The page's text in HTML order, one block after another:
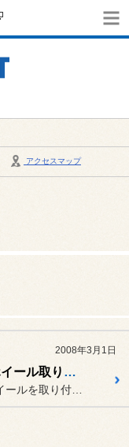
アクセスマップ
2008年3月1日
MX41 マークⅡ アルミホイール取り付け